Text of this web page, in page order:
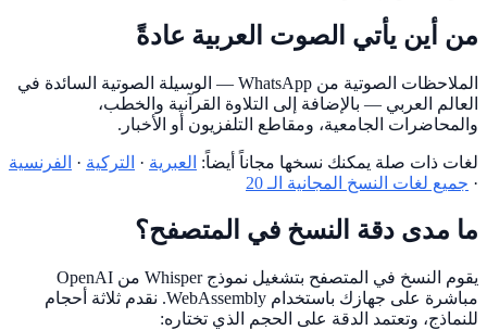
من أين يأتي الصوت العربية عادةً
الملاحظات الصوتية من WhatsApp — الوسيلة الصوتية السائدة في
العالم العربي — بالإضافة إلى التلاوة القرآنية والخطب،
والمحاضرات الجامعية، ومقاطع التلفزيون أو الأخبار.
لغات ذات صلة يمكنك نسخها مجاناً أيضاً: العبرية · التركية · الفرنسية
· جميع لغات النسخ المجانية الـ 20
ما مدى دقة النسخ في المتصفح؟
يقوم النسخ في المتصفح بتشغيل نموذج Whisper من OpenAI
مباشرة على جهازك باستخدام WebAssembly. نقدم ثلاثة أحجام
للنماذج، وتعتمد الدقة على الحجم الذي تختاره: